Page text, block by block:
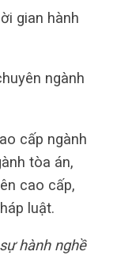
gian hành
ngành
cấp ngành
tòa án,
cao cấp,
luật.
hành nghề